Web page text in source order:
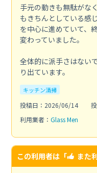
手元の動きも無駄がな
もきちんとしている感
を中心に進めていて、
変わっていました。
全体的に派手さはない
り出ています。
キッチン清掃
投稿日：2026/06/14
利用業者： Glass Men
この利用者は「 また